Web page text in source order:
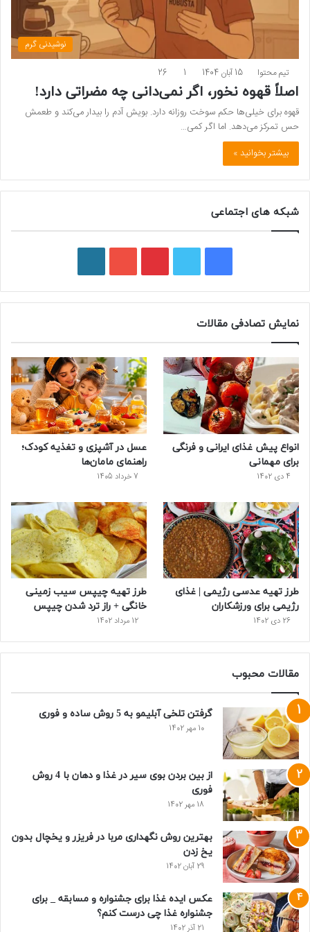
نوشیدنی گرم
تیم محتوا 15 آبان 1404 1
26
اصلاً قهوه نخور، اگر نمی‌دانی چه مضراتی دارد!
قهوه برای خیلی‌ها حکم سوخت روزانه دارد. بویش آدم را بیدار می‌کند و طعمش
حس تمرکز می‌دهد. اما اگر کمی…
بیشتر بخوانید »
شبکه های اجتماعی
ی
س
ب
و
ک
و
ی
ت
ر
ی
ت
ر
ی
س
ت
و
ی
و
ب
ر
پ
ر
س
نمایش تصادفی مقالات
انواع پیش‌ غذای ایرانی و فرنگی
برای مهمانی
4 دی 1402
عسل در آشپزی و تغذیه کودک؛
راهنمای مامان‌ها
7 خرداد 1405
طرز تهیه عدسی رژیمی | غذای
رژیمی برای ورزشکاران
26 دی 1402
طرز تهیه چیپس سیب زمینی
خانگی + راز ترد شدن چیپس
12 مرداد 1402
مقالات محبوب
گرفتن تلخی آبلیمو به 5 روش ساده و فوری
10 مهر 1402
از بین بردن بوی سیر در غذا و دهان با 4 روش
فوری
18 مهر 1402
بهترین روش نگهداری مربا در فریزر و یخچال بدون
یخ زدن
29 آبان 1402
عکس ایده غذا برای جشنواره و مسابقه _ برای
جشنواره غذا چی درست کنم؟
21 آذر 1402